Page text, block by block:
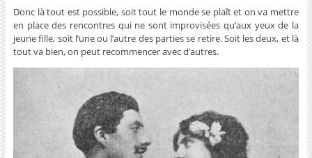
Donc là tout est possible, soit tout le monde se plaît et on va mettre
en place des rencontres qui ne sont improvisées qu’aux yeux de la
jeune fille, soit l’une ou l’autre des parties se retire. Soit les deux, et là
tout va bien, on peut recommencer avec d’autres.